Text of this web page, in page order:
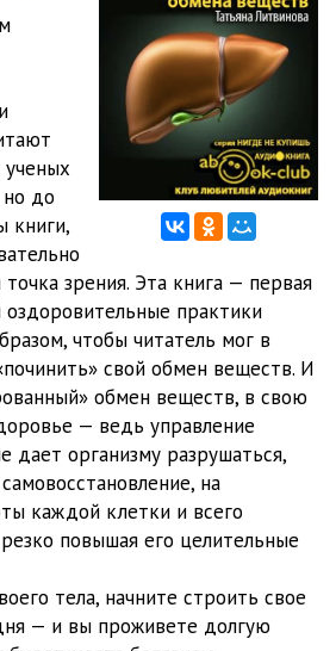
до
книги,
точка зрения. Эта книга — первая
оздоровительные практики
чтобы читатель мог в
свой обмен веществ. И
обмен веществ, в свою
— ведь управление
дает организму разрушаться,
на
каждой клетки и всего
повышая его целительные
тела, начните строить свое
— и вы проживете долгую